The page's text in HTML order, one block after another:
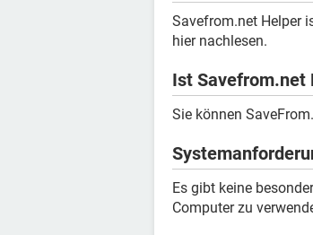
Savefrom.net Helper
hier nachlesen.
Ist Savefrom.net
Sie können
Es gibt keine
Computer zu